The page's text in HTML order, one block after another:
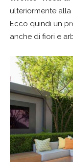
ulteriormente
Ecco quindi un
anche di fiori e